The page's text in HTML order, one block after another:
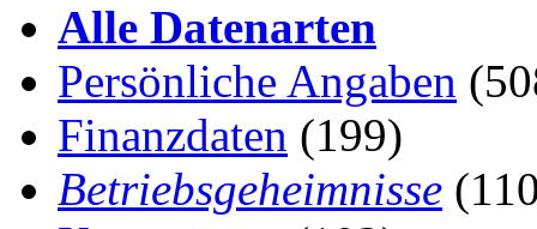
Alle Datenarten
Persönliche Angaben
Finanzdaten (199)
Betriebsgeheimnisse